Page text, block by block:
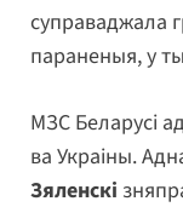
суправаджала
параненыя, у
МЗС Беларусі
ва Украіны.
Зяленскі